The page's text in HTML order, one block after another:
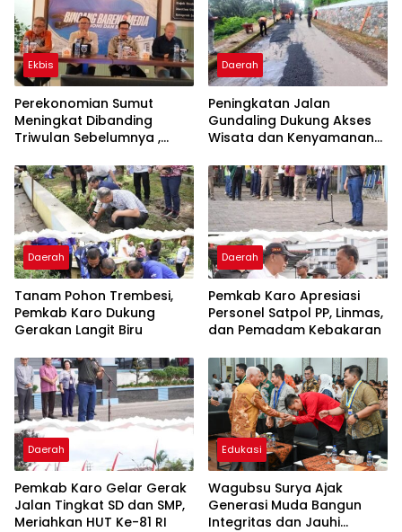
Ekbis
Perekonomian Sumut
Meningkat Dibanding
Triwulan Sebelumnya ,
Daerah
Peningkatan Jalan
Gundaling Dukung Akses
Wisata dan Kenyamanan
Daerah
Tanam Pohon Trembesi,
Pemkab Karo Dukung
Gerakan Langit Biru
Daerah
Pemkab Karo Apresiasi
Personel Satpol PP, Linmas,
dan Pemadam Kebakaran
Daerah
Pemkab Karo Gelar Gerak
Jalan Tingkat SD dan SMP,
Meriahkan HUT Ke-81 RI
Edukasi
Wagubsu Surya Ajak
Generasi Muda Bangun
Integritas dan Jauhi